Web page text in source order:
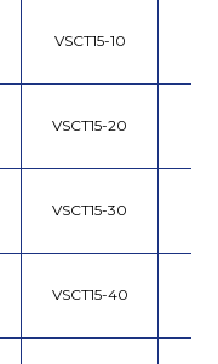
VSCT15-10
VSCT15-20
VSCT15-30
VSCT15-40